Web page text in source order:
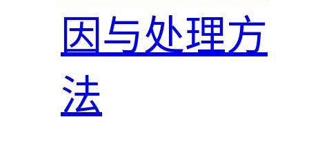
因与处理方
法